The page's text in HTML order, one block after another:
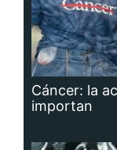
Cáncer: la
importan